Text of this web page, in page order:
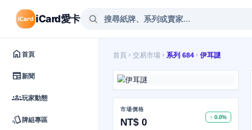
iCard愛卡
home首頁
newspaper新聞
groups玩家動態
style牌組專區
首頁 chevron_right 交易市場 chevron_right 系列 684 chevron_right 伊耳謎
市場價格
NT$ 0 ↑ 0.0%